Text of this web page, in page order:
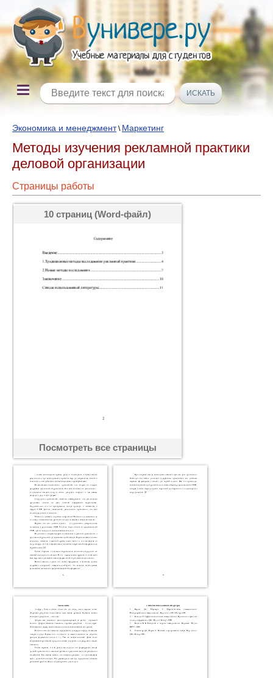
Экономика и менеджмент\ Маркетинг
Методы изучения рекламной практики
деловой организации
Страницы работы
10 страниц (Word-файл)
Посмотреть все страницы